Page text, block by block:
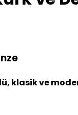
klasik ve